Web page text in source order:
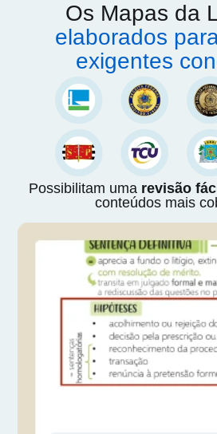
Os Mapas da
elaborados
exigentes
Possibilitam uma revisão
conteúdos mais